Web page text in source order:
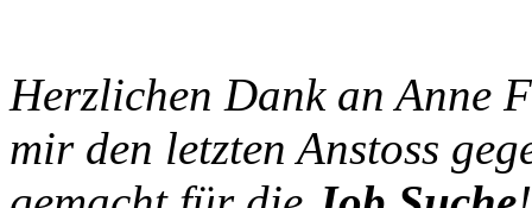
Herzlichen Dank an Anne
mir den letzten Anstoss